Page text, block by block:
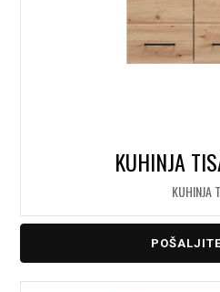
KUHINJA
KUHINJA